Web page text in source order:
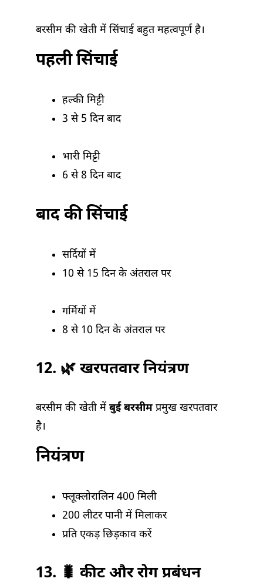
बरसीम की खेती में सिंचाई बहुत महत्वपूर्ण है।
पहली सिंचाई
हल्की मिट्टी
3 से 5 दिन बाद
भारी मिट्टी
6 से 8 दिन बाद
बाद की सिंचाई
सर्दियों में
10 से 15 दिन के अंतराल पर
गर्मियों में
8 से 10 दिन के अंतराल पर
12. 🌿 खरपतवार नियंत्रण
बरसीम की खेती में बुई बरसीम प्रमुख खरपतवार
है।
नियंत्रण
फ्लूक्लोरालिन 400 मिली
200 लीटर पानी में मिलाकर
प्रति एकड़ छिड़काव करें
13. 🐛 कीट और रोग प्रबंधन